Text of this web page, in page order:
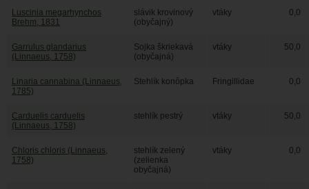
Luscinia megarhynchos
Brehm, 1831
slávik krovinový
(obyčajný)
vtáky 0,0
Garrulus glandarius
(Linnaeus, 1758)
Sojka škriekavá
(obyčajná)
vtáky 50,0
Linaria cannabina (Linnaeus,
1785)
Stehlík konôpka Fringillidae 0,0
Carduelis carduelis
(Linnaeus, 1758)
stehlík pestrý vtáky 50,0
Chloris chloris (Linnaeus,
1758)
stehlík zelený
(zelienka
obyčajná)
vtáky 0,0